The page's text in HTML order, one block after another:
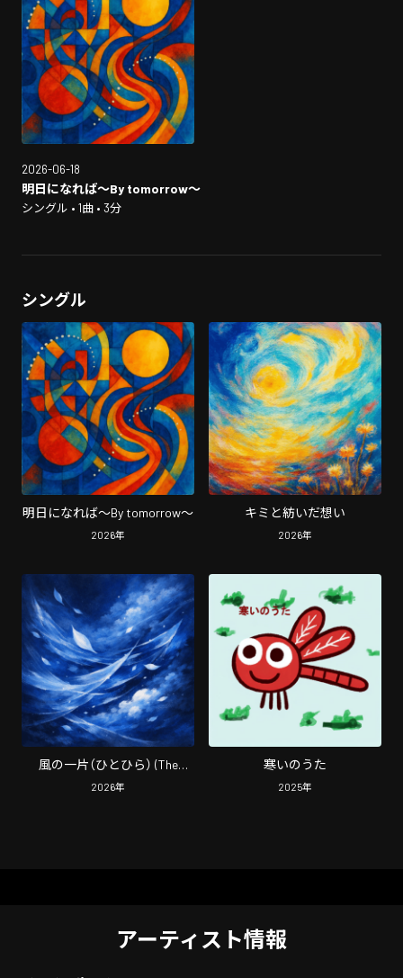
2026-06-18
明日になれば～By tomorrow～
シングル • 1曲 • 3分
シングル
明日になれば～By tomorrow～
2026年
キミと紡いだ想い
2026年
風の一片（ひとひら） (The
Story)
2026年
寒いのうた
2025年
アーティスト情報